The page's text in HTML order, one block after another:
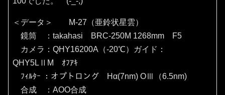
＜データ＞ M-27（亜鈴状星雲）
鏡筒 ：takahasi BRC-250M 1268mm F5
カメラ：QHY16200A（‐20℃）ガイド：
QHY5LⅡM ｵﾌｱｷ
ﾌｨﾙﾀｰ ：オプトロング Hα(7nm) OⅢ（6.5nm)
合成 ：AOO合成